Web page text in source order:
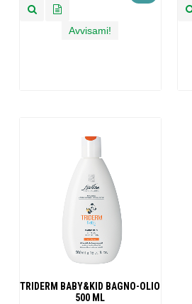
Avvisami!
TRIDERM BABY&KID BAGNO-OLIO
500 ML